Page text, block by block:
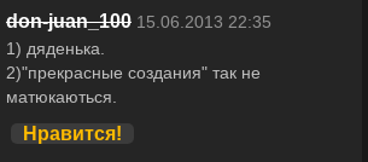
don-juan_100 15.06.2013 22:35
1) дяденька.
2)"прекрасные создания" так не
матюкаються.
Нравится!